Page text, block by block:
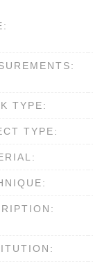
TYPE:
TYPE: